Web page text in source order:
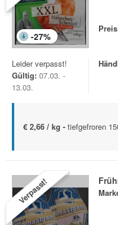
-27%
Leider verpasst!
Gültig: 07.03. -
13.03.
€ 2,66 / kg - tiefgefroren
Verpasst!